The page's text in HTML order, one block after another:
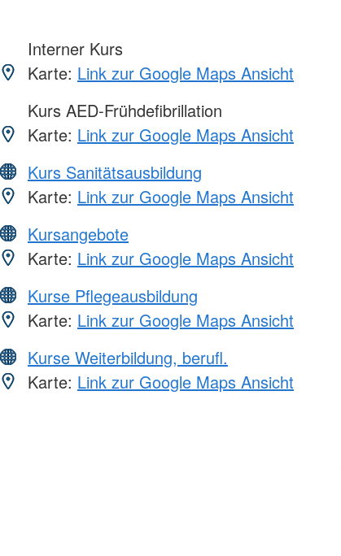
Interner Kurs
Karte: Link zur Google Maps Ansicht
Kurs AED-Frühdefibrillation
Karte: Link zur Google Maps Ansicht
Kurs Sanitätsausbildung
Karte: Link zur Google Maps Ansicht
Kursangebote
Karte: Link zur Google Maps Ansicht
Kurse Pflegeausbildung
Karte: Link zur Google Maps Ansicht
Kurse Weiterbildung, berufl.
Karte: Link zur Google Maps Ansicht